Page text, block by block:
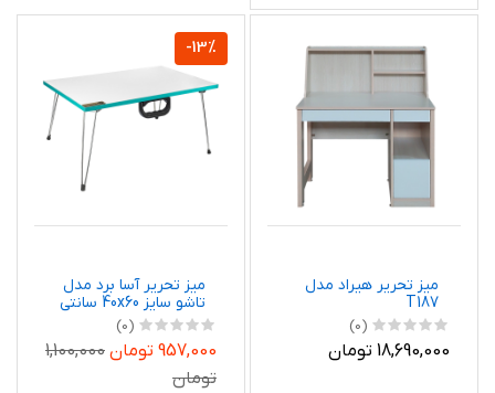
میز تحریر هیراد مدل
T187
(0)
18,690,000 تومان
-13%
میز تحریر آسا برد مدل
تاشو سایز 40x60 سانتی
متر
(0)
957,000 تومان
1,100,000
تومان